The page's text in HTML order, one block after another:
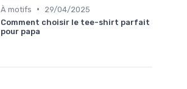
À motifs •
29/04/2025
Comment choisir le tee-shirt parfait
pour papa